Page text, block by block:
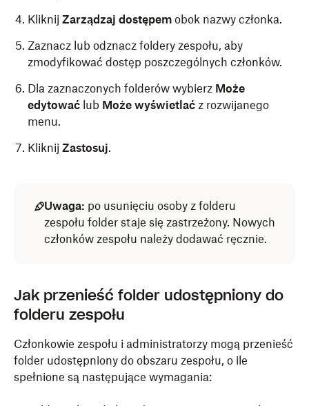
Kliknij Zarządzaj dostępem obok nazwy członka.
Zaznacz lub odznacz foldery zespołu, aby
zmodyfikować dostęp poszczególnych członków.
Dla zaznaczonych folderów wybierz Może
edytować lub Może wyświetlać z rozwijanego
menu.
Kliknij Zastosuj.
Uwaga: po usunięciu osoby z folderu
zespołu folder staje się zastrzeżony. Nowych
członków zespołu należy dodawać ręcznie.
Jak przenieść folder udostępniony do
folderu zespołu
Członkowie zespołu i administratorzy mogą przenieść
folder udostępniony do obszaru zespołu, o ile
spełnione są następujące wymagania: